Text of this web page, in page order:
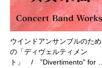
ウインドアンサンブルのため
の「ディヴェルティメン
ト」 / ”Divertimento” for